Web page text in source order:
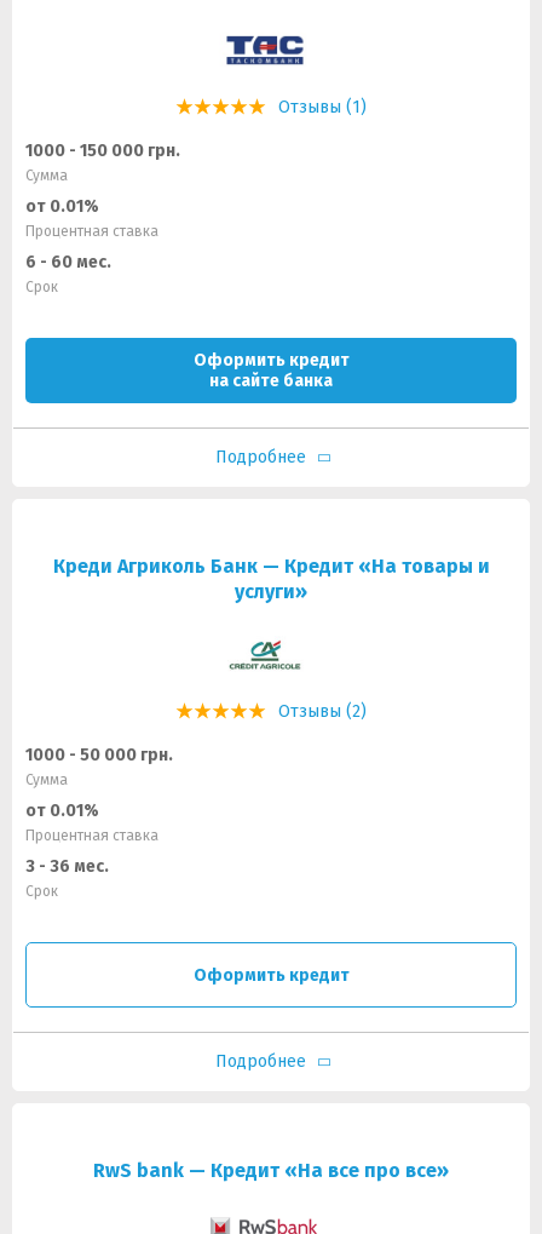
Отзывы (1)
1000 - 150 000 грн.
Сумма
от 0.01%
Процентная ставка
6 - 60 мес.
Срок
Оформить кредит
на сайте банка
Подробнее
Креди Агриколь Банк — Кредит «На товары и
услуги»
Отзывы (2)
1000 - 50 000 грн.
Сумма
от 0.01%
Процентная ставка
3 - 36 мес.
Срок
Оформить кредит
Подробнее
RwS bank — Кредит «На все про все»